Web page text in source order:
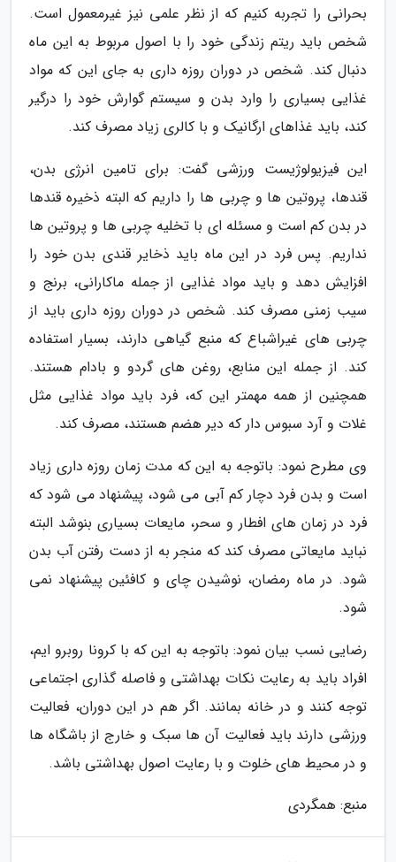
بحرانی را تجربه کنیم که از نظر علمی نیز غیرمعمول است.
شخص باید ریتم زندگی خود را با اصول مربوط به این ماه
دنبال کند. شخص در دوران روزه داری به جای این که مواد
غذایی بسیاری را وارد بدن و سیستم گوارش خود را درگیر
کند، باید غذاهای ارگانیک و با کالری زیاد مصرف کند.
این فیزیولوژیست ورزشی گفت: برای تامین انرژی بدن،
قندها، پروتین ها و چربی ها را داریم که البته ذخیره قندها
در بدن کم است و مسئله ای با تخلیه چربی ها و پروتین ها
نداریم. پس فرد در این ماه باید ذخایر قندی بدن خود را
افزایش دهد و باید مواد غذایی از جمله ماکارانی، برنج و
سیب زمنی مصرف کند. شخص در دوران روزه داری باید از
چربی های غیراشباع که منبع گیاهی دارند، بسیار استفاده
کند. از جمله این منابع، روغن های گردو و بادام هستند.
همچنین از همه مهمتر این که، فرد باید مواد غذایی مثل
غلات و آرد سبوس دار که دیر هضم هستند، مصرف کند.
وی مطرح نمود: باتوجه به این که مدت زمان روزه داری زیاد
است و بدن فرد دچار کم آبی می شود، پیشنهاد می شود که
فرد در زمان های افطار و سحر، مایعات بسیاری بنوشد البته
نباید مایعاتی مصرف کند که منجر به از دست رفتن آب بدن
شود. در ماه رمضان، نوشیدن چای و کافئین پیشنهاد نمی
شود.
رضایی نسب بیان نمود: باتوجه به این که با کرونا روبرو ایم،
افراد باید به رعایت نکات بهداشتی و فاصله گذاری اجتماعی
توجه کنند و در خانه بمانند. اگر هم در این دوران، فعالیت
ورزشی دارند باید فعالیت آن ها سبک و خارج از باشگاه ها
و در محیط های خلوت و با رعایت اصول بهداشتی باشد.
منبع: همگردی